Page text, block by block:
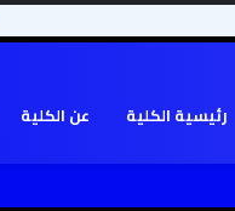
رئيسية الكلية عن الكلية